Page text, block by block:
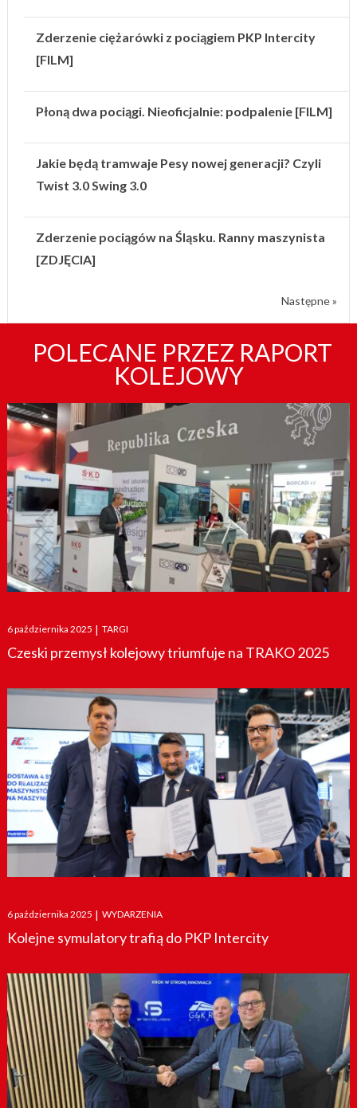
Zderzenie ciężarówki z pociągiem PKP Intercity
[FILM]
Płoną dwa pociągi. Nieoficjalnie: podpalenie [FILM]
Jakie będą tramwaje Pesy nowej generacji? Czyli
Twist 3.0 Swing 3.0
Zderzenie pociągów na Śląsku. Ranny maszynista
[ZDJĘCIA]
Następne »
POLECANE PRZEZ RAPORT
KOLEJOWY
Posted
on
6 października 2025 | TARGI
Czeski przemysł kolejowy triumfuje na TRAKO 2025
Posted
on
6 października 2025 | WYDARZENIA
Kolejne symulatory trafią do PKP Intercity